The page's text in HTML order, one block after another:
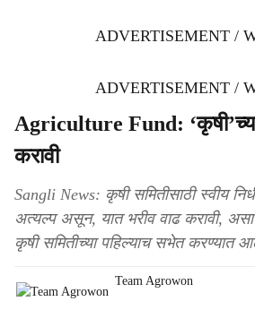
ADVERTISEMENT /
ADVERTISEMENT /
Agriculture Fund: ‘कृषी’च्या
करावी
Sangli News: कृषी समितीसाठी स्वीय
अत्यल्प असून, यात भरीव वाढ करावी, असा
कृषी समितीच्या पहिल्याच सभेत करण्यात
Team Agrowon